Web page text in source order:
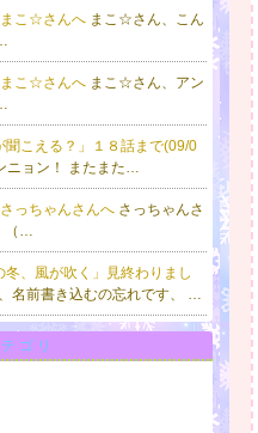
まこ☆さんへ まこ☆さん、こん
まこ☆さんへ まこ☆さん、アン
聞こえる？」１８話まで(09/0
ニョン！ またまた…
さっちゃんさんへ さっちゃんさ
（…
冬、風が吹く」見終わりまし
名前書き込むの忘れです、 …
ゴリ